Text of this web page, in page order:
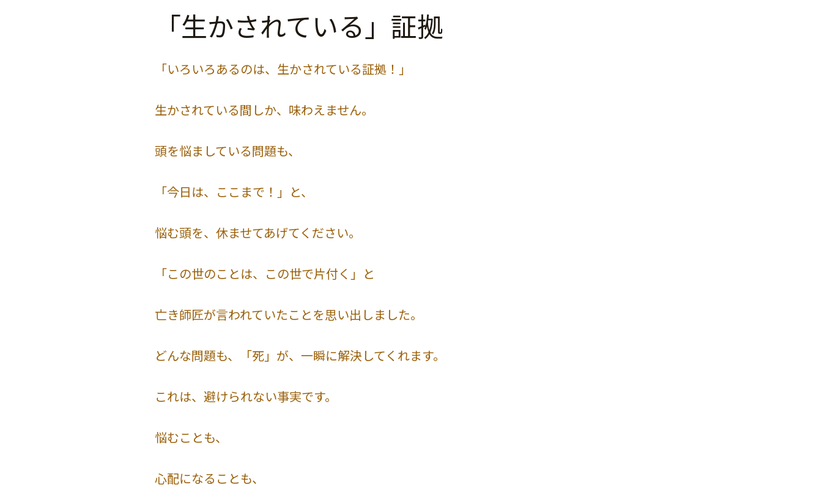
「生かされている」証拠
「いろいろあるのは、生かされている証拠！」
生かされている間しか、味わえません。
頭を悩ましている問題も、
「今日は、ここまで！」と、
悩む頭を、休ませてあげてください。
「この世のことは、この世で片付く」と
亡き師匠が言われていたことを思い出しました。
どんな問題も、「死」が、一瞬に解決してくれます。
これは、避けられない事実です。
悩むことも、
心配になることも、